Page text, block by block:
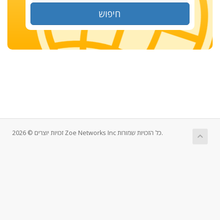
חיפוש
זכויות יוצרים © 2026 Zoe Networks Inc כל הזכויות שמורות.